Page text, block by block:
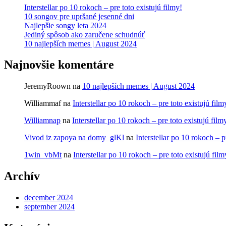
Interstellar po 10 rokoch – pre toto existujú filmy!
10 songov pre upršané jesenné dni
Najlepšie songy leta 2024
Jediný spôsob ako zaručene schudnúť
10 najlepších memes | August 2024
Najnovšie komentáre
JeremyRoown na 10 najlepších memes | August 2024
Williammafna Interstellar po 10 rokoch – pre toto existujú
Williamnap na Interstellar po 10 rokoch – pre toto existujú
Vivod iz zapoya na domy_glKl na Interstellar po 10 rokoch –
1win_vbMt na Interstellar po 10 rokoch – pre toto existujú
Archív
december 2024
september 2024